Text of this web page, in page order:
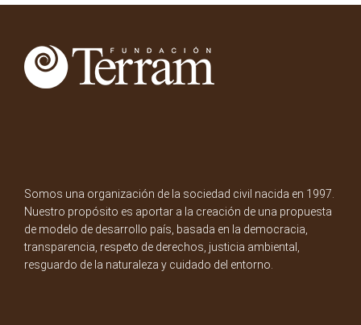
Somos una organización de la sociedad civil nacida en 1997.
Nuestro propósito es aportar a la creación de una propuesta
de modelo de desarrollo país, basada en la democracia,
transparencia, respeto de derechos, justicia ambiental,
resguardo de la naturaleza y cuidado del entorno.